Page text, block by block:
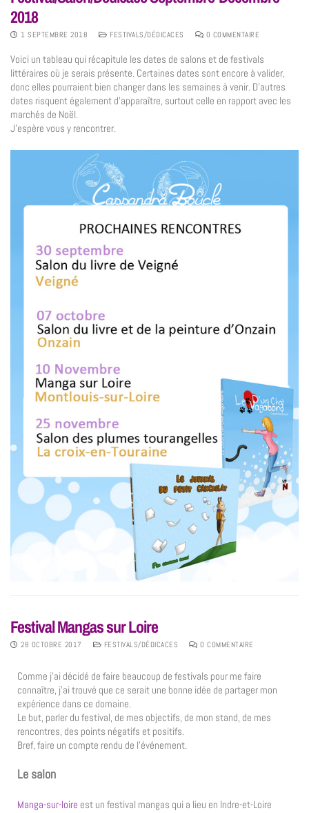
2018
1 SEPTEMBRE 2018 FESTIVALS/DÉDICACES 0 COMMENTAIRE
Voici un tableau qui récapitule les dates de salons et de festivals
littéraires où je serais présente. Certaines dates sont encore à valider,
donc elles pourraient bien changer dans les semaines à venir. D’autres
dates risquent également d’apparaître, surtout celle en rapport avec les
marchés de Noël.
J’espère vous y rencontrer.
Festival Mangas sur Loire
28 OCTOBRE 2017 FESTIVALS/DÉDICACES 0 COMMENTAIRE
Comme j’ai décidé de faire beaucoup de festivals pour me faire
connaître, j’ai trouvé que ce serait une bonne idée de partager mon
expérience dans ce domaine.
Le but, parler du festival, de mes objectifs, de mon stand, de mes
rencontres, des points négatifs et positifs.
Bref, faire un compte rendu de l’événement.
Le salon
Manga-sur-loire est un festival mangas qui a lieu en Indre-et-Loire